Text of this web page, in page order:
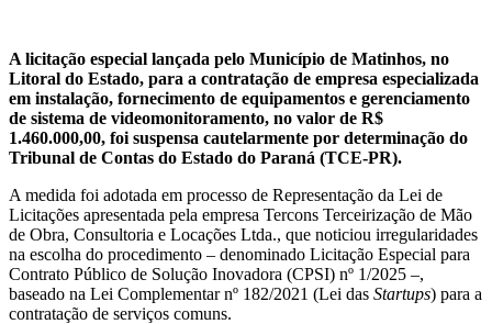
A licitação especial lançada pelo Município de Matinhos, no
Litoral do Estado, para a contratação de empresa especializada
em instalação, fornecimento de equipamentos e gerenciamento
de sistema de videomonitoramento, no valor de R$
1.460.000,00, foi suspensa cautelarmente por determinação do
Tribunal de Contas do Estado do Paraná (TCE-PR).
A medida foi adotada em processo de Representação da Lei de
Licitações apresentada pela empresa Tercons Terceirização de Mão
de Obra, Consultoria e Locações Ltda., que noticiou irregularidades
na escolha do procedimento – denominado Licitação Especial para
Contrato Público de Solução Inovadora (CPSI) nº 1/2025 –,
baseado na Lei Complementar nº 182/2021 (Lei das Startups) para a
contratação de serviços comuns.